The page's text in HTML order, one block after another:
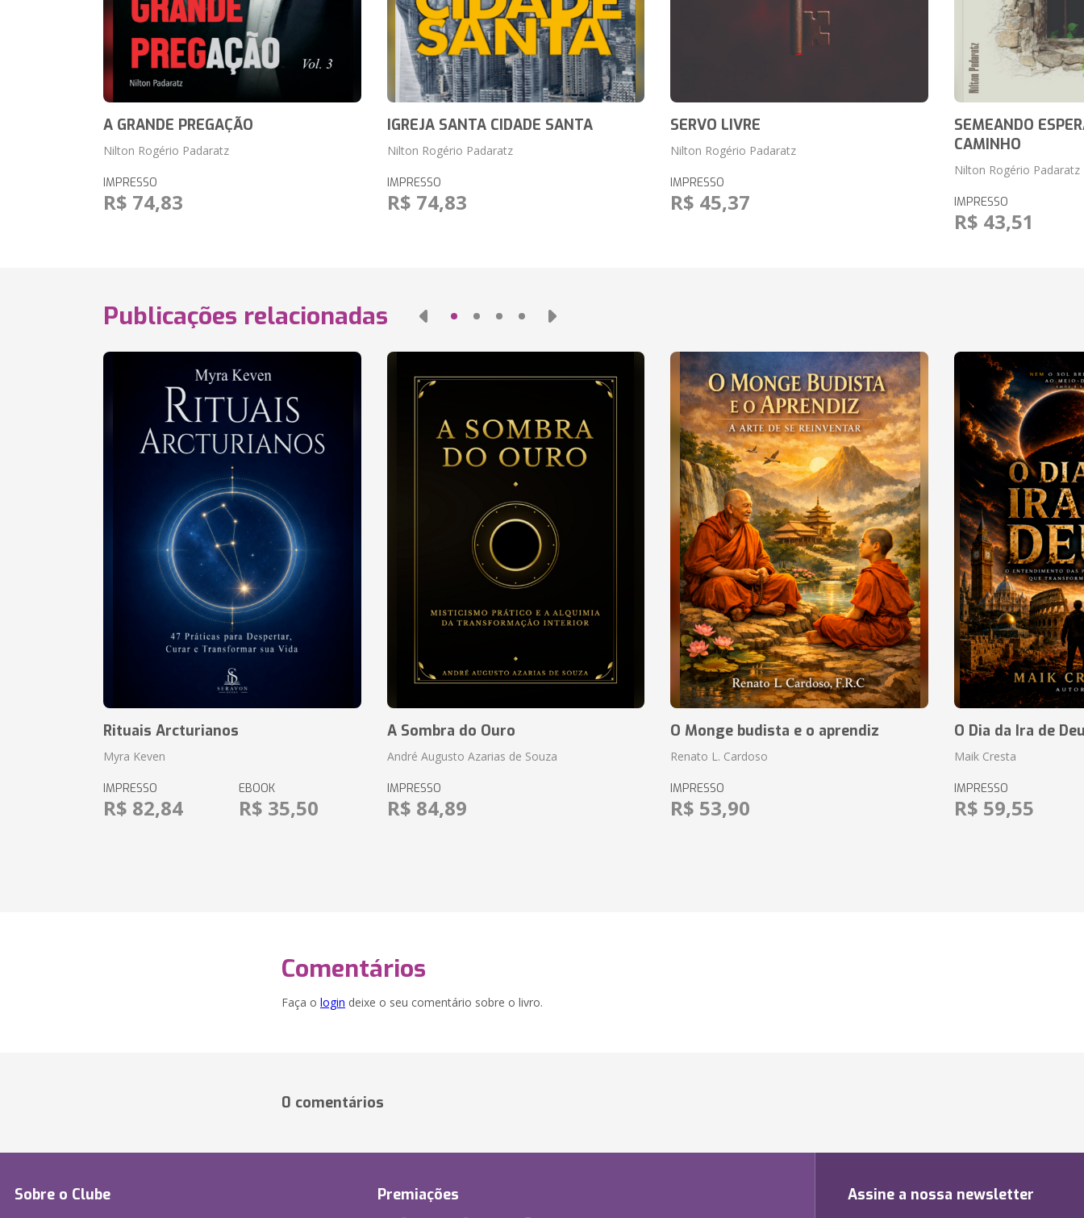
A GRANDE PREGAÇÃO
Nilton Rogério Padaratz
IMPRESSO
R$ 74,83
IGREJA SANTA CIDADE SANTA
Nilton Rogério Padaratz
IMPRESSO
R$ 74,83
SERVO LIVRE
Nilton Rogério Padaratz
IMPRESSO
R$ 45,37
SEMEANDO
CAMINHO
Nilton Rogério Padaratz
IMPRESSO
R$ 43,51
Publicações relacionadas
Rituais Arcturianos
Myra Keven
IMPRESSO
R$ 82,84
EBOOK
R$ 35,50
A Sombra do Ouro
André Augusto Azarias de Souza
IMPRESSO
R$ 84,89
O Monge budista e o aprendiz
Renato L. Cardoso
IMPRESSO
R$ 53,90
O Dia da Ira de
Maik Cresta
IMPRESSO
R$ 59,55
Comentários
Faça o login deixe o seu comentário sobre o livro.
0 comentários
Sobre o Clube Premiações Assine a nossa newsletter